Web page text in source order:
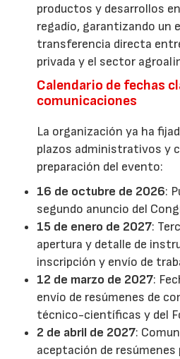
productos y desarrollos
regadío, garantizando un
transferencia directa
privada y el sector
Calendario de fechas
comunicaciones
La organización ya ha
plazos administrativos y
preparación del evento:
16 de octubre de 2026:
segundo anuncio del
15 de enero de 2027:
apertura y detalle de
inscripción y envío de
12 de marzo de 2027:
envío de resúmenes de
técnico-científicas y del
2 de abril de 2027:
aceptación de resúmenes